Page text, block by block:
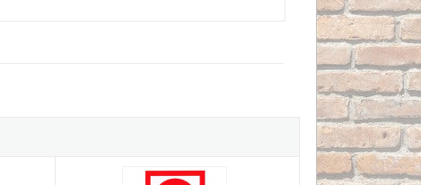
Cartel Pulsador de Alarma incendios fotoluminiscente de